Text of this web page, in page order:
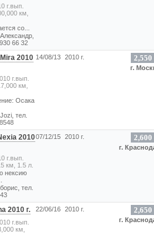
г.вып.
км,
со...
66 32
2010
г.вып.
км,
Осака
тел.
14/08/13 2010 г. 2,550
г.
2010
г.вып.
км, 1.5 л.
нексию
тел.
07/12/15 2010 г. 2,600
г.
2010 г.
г.вып.
км,
22/06/16 2010 г. 2,650
г.